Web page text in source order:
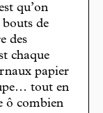
qu’on
de
des
chaque
papier
tout en
ô combien